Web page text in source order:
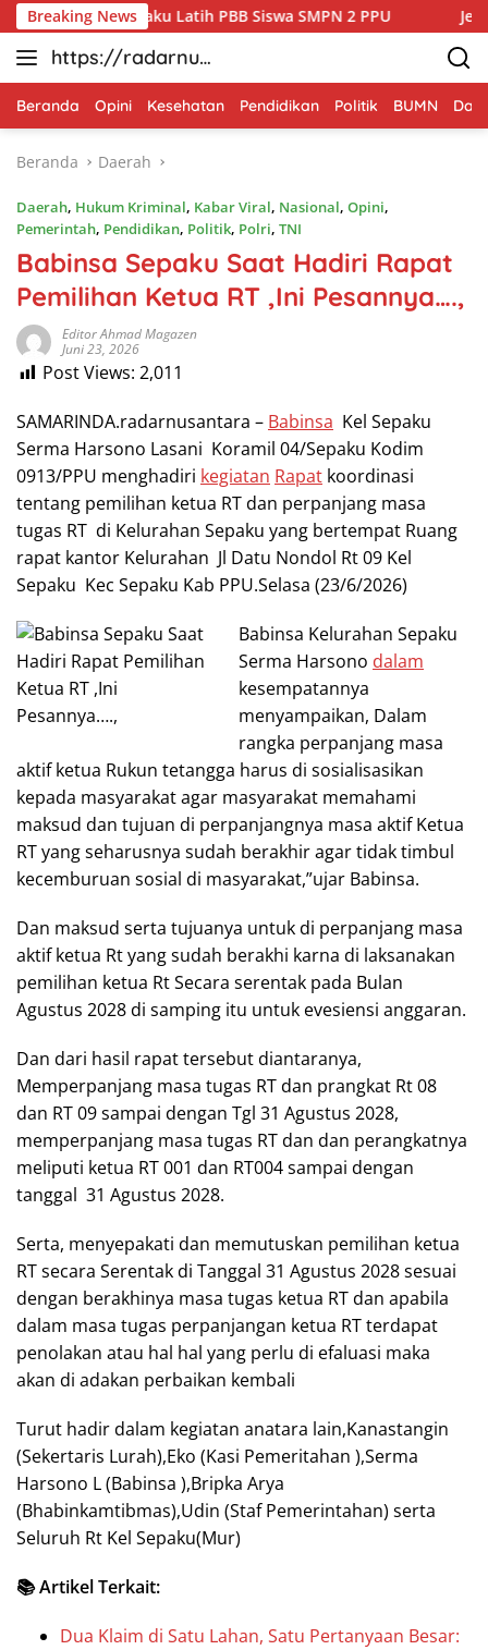
Langsung
ke
konten
Breaking News
04/Sepaku Latih PBB Siswa SMPN 2 PPU Jelang HUT
https://radarnus
antara.net
Beranda Opini Kesehatan Pendidikan Politik BUMN
Beranda Daerah
Daerah, Hukum Kriminal, Kabar Viral, Nasional, Opini,
Pemerintah, Pendidikan, Politik, Polri, TNI
Babinsa Sepaku Saat Hadiri Rapat
Pemilihan Ketua RT ,Ini Pesannya….,
Editor Ahmad Magazen
Juni 23, 2026
Post Views: 2,011
SAMARINDA.radarnusantara – Babinsa Kel Sepaku
Serma Harsono Lasani Koramil 04/Sepaku Kodim
0913/PPU menghadiri kegiatan Rapat koordinasi
tentang pemilihan ketua RT dan perpanjang masa
tugas RT di Kelurahan Sepaku yang bertempat Ruang
rapat kantor Kelurahan Jl Datu Nondol Rt 09 Kel
Sepaku Kec Sepaku Kab PPU.Selasa (23/6/2026)
Babinsa Kelurahan Sepaku
Serma Harsono dalam
kesempatannya
menyampaikan, Dalam
rangka perpanjang masa
aktif ketua Rukun tetangga harus di sosialisasikan
kepada masyarakat agar masyarakat memahami
maksud dan tujuan di perpanjangnya masa aktif Ketua
RT yang seharusnya sudah berakhir agar tidak timbul
kecemburuan sosial di masyarakat,”ujar Babinsa.
Dan maksud serta tujuanya untuk di perpanjang masa
aktif ketua Rt yang sudah berakhi karna di laksanakan
pemilihan ketua Rt Secara serentak pada Bulan
Agustus 2028 di samping itu untuk evesiensi anggaran.
Dan dari hasil rapat tersebut diantaranya,
Memperpanjang masa tugas RT dan prangkat Rt 08
dan RT 09 sampai dengan Tgl 31 Agustus 2028,
memperpanjang masa tugas RT dan dan perangkatnya
meliputi ketua RT 001 dan RT004 sampai dengan
tanggal 31 Agustus 2028.
Serta, menyepakati dan memutuskan pemilihan ketua
RT secara Serentak di Tanggal 31 Agustus 2028 sesuai
dengan berakhinya masa tugas ketua RT dan apabila
dalam masa tugas perpanjangan ketua RT terdapat
penolakan atau hal hal yang perlu di efaluasi maka
akan di adakan perbaikan kembali
Turut hadir dalam kegiatan anatara lain,Kanastangin
(Sekertaris Lurah),Eko (Kasi Pemeritahan ),Serma
Harsono L (Babinsa ),Bripka Arya
(Bhabinkamtibmas),Udin (Staf Pemerintahan) serta
Seluruh Rt Kel Sepaku(Mur)
📚 Artikel Terkait:
Dua Klaim di Satu Lahan, Satu Pertanyaan Besar: